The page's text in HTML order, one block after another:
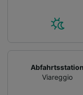
Abfahrtsstation
Viareggio